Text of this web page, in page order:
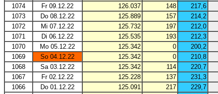
1074
Fr 09.12.22 126.037 148
217,6
1073
Do 08.12.22 125.889 157
214,2
1072
Mi 07.12.22 125.732 197
212,0
1071
Di 06.12.22 125.535 193
212,3
1070
Mo 05.12.22 125.342 0
200,2
1069
So 04.12.22 125.342 0
210,8
1068
Sa 03.12.22 125.342 114
220,7
1067
Fr 02.12.22 125.228 137
231,3
1066
Do 01.12.22 125.091 217
229,7